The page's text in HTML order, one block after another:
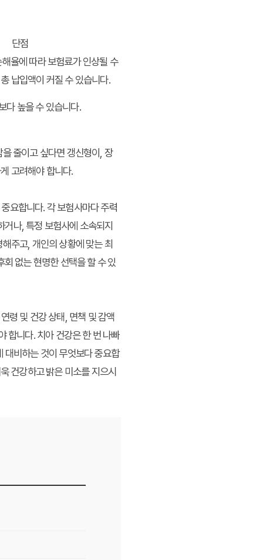
단점
율에 따라 보험료가 인상될 수
납입액이 커질 수 있습니다.
다 높을 수 있습니다.
줄이고 싶다면 갱신형이, 장
고려해야 합니다.
요합니다. 각 보험사마다 주력
나, 특정 보험사에 소속되지
주고, 개인의 상황에 맞는 최
회 없는현명한 선택을 할 수 있
령 및 건강 상태, 면책 및 감액
합니다. 치아 건강은 한 번 나빠
대비하는 것이 무엇보다 중요합
건강하고 밝은 미소를 지으시